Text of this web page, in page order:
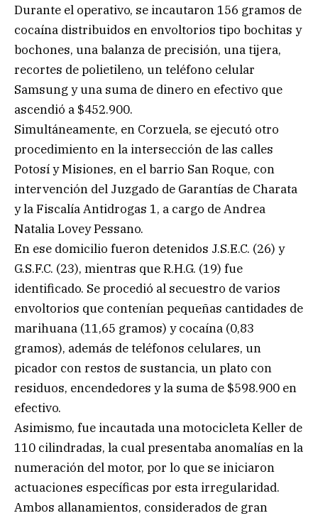
Durante el operativo, se incautaron 156 gramos de
cocaína distribuidos en envoltorios tipo bochitas y
bochones, una balanza de precisión, una tijera,
recortes de polietileno, un teléfono celular
Samsung y una suma de dinero en efectivo que
ascendió a $452.900.
Simultáneamente, en Corzuela, se ejecutó otro
procedimiento en la intersección de las calles
Potosí y Misiones, en el barrio San Roque, con
intervención del Juzgado de Garantías de Charata
y la Fiscalía Antidrogas 1, a cargo de Andrea
Natalia Lovey Pessano.
En ese domicilio fueron detenidos J.S.E.C. (26) y
G.S.F.C. (23), mientras que R.H.G. (19) fue
identificado. Se procedió al secuestro de varios
envoltorios que contenían pequeñas cantidades de
marihuana (11,65 gramos) y cocaína (0,83
gramos), además de teléfonos celulares, un
picador con restos de sustancia, un plato con
residuos, encendedores y la suma de $598.900 en
efectivo.
Asimismo, fue incautada una motocicleta Keller de
110 cilindradas, la cual presentaba anomalías en la
numeración del motor, por lo que se iniciaron
actuaciones específicas por esta irregularidad.
Ambos allanamientos, considerados de gran